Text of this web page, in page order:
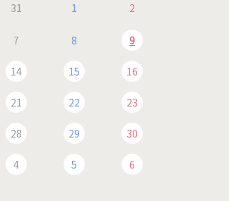
31 1 2
7 8 9
14 15 16
21 22 23
28 29 30
4 5 6